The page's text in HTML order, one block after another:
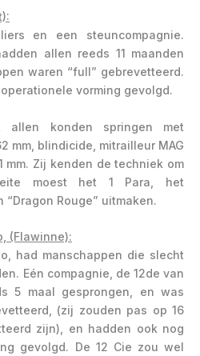
en een steuncompagnie.
allen reeds 11 maanden
waren “full” gebrevetteerd.
vorming gevolgd.
konden springen met
mm, blindicide, mitrailleur MAG
mm. Zij kenden de techniek om
moest het 1 Para, het
Rouge” uitmaken.
(Flawinne):
had manschappen die slecht
Eén compagnie, de 12de van
5 maal gesprongen, en was
(zij zouden pas op 16
zijn), en hadden ook nog
gevolgd. De 12 Cie zou wel